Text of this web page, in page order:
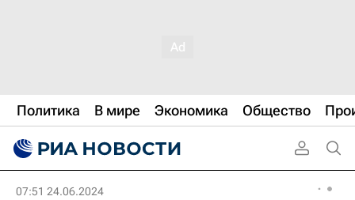
Политика В мире Экономика Общество
07:51 24.06.2024